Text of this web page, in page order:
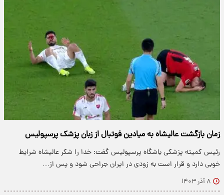
زمان بازگشت عالیشاه به میادین فوتبال از زبان پزشک پرسپولیس
رئیس کمیته پزشکی باشگاه پرسپولیس گفت: خدا را شکر عالیشاه شرایط
خوبی دارد و قرار است به زودی در ایران جراحی شود و پس از…
۸ آذر ۱۴۰۳